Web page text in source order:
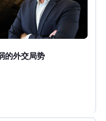
的外交局势